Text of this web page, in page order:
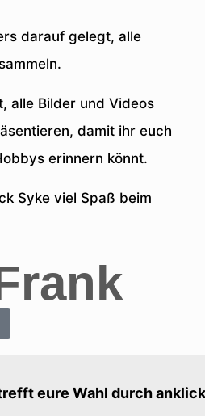
darauf gelegt, alle
alle Bilder und Videos
damit ihr euch
erinnern könnt.
Syke viel Spaß beim
eure Wahl durch